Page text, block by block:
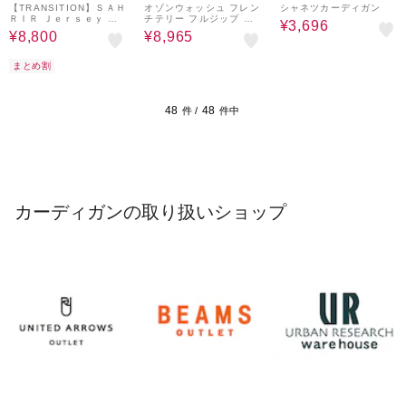
【TRANSITION】ＳＡＨ
ＲＩＲ Ｊｅｒｓｅｙ コ
ーディガン
¥8,800
まとめ割
UTLET
オゾンウォッシュ フレン
チテリー フルジップ フ
ーディー
¥8,965
シャネツカーディガン
¥3,696
48 件 / 48 件中
カーディガンの取り扱いショップ